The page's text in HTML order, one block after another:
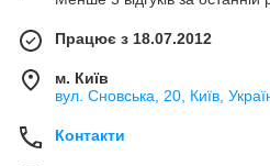
Працює з 18.07.2012
м. Київ
вул. Сновська, 20, Київ,
Контакти